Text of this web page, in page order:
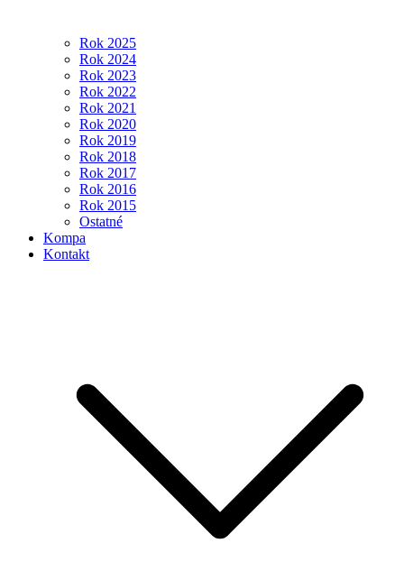
Rok 2025
Rok 2024
Rok 2023
Rok 2022
Rok 2021
Rok 2020
Rok 2019
Rok 2018
Rok 2017
Rok 2016
Rok 2015
Ostatné
Kompa
Kontakt